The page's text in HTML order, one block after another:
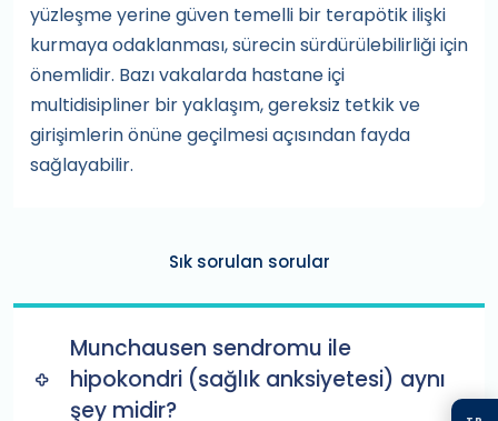
yüzleşme yerine güven temelli bir terapötik ilişki
kurmaya odaklanması, sürecin sürdürülebilirliği için
önemlidir. Bazı vakalarda hastane içi
multidisipliner bir yaklaşım, gereksiz tetkik ve
girişimlerin önüne geçilmesi açısından fayda
sağlayabilir.
Sık sorulan sorular
Munchausen sendromu ile
hipokondri (sağlık anksiyetesi) aynı
şey midir?